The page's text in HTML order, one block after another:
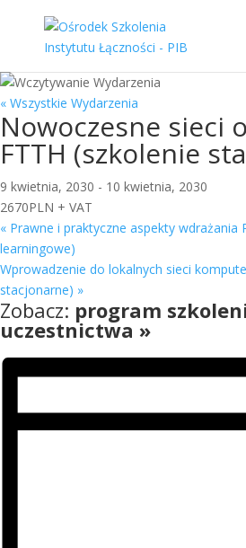
« Wszystkie Wydarzenia
Nowoczesne sieci
FTTH (szkolenie
9 kwietnia, 2030 - 10 kwietnia, 2030
2670PLN + VAT
« Prawne i praktyczne aspekty wdrażania
learningowe)
Wprowadzenie do lokalnych sieci
stacjonarne) »
Zobacz: program
uczestnictwa »